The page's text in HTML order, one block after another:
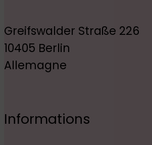
Greifswalder Straße 226
10405 Berlin
Allemagne
Informations